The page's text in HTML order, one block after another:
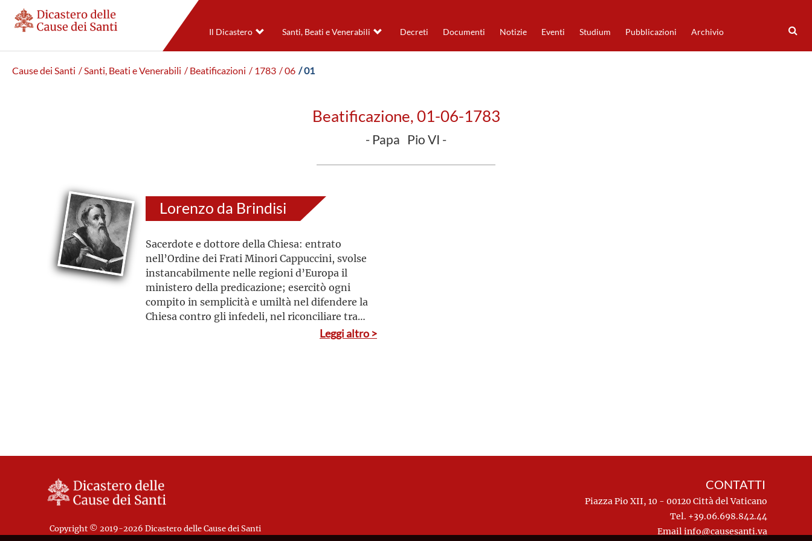
Il Dicastero Santi, Beati e Venerabili Decreti Documenti Notizie Eventi Studium Pubblicazioni Archivio
Cause dei Santi / Santi, Beati e Venerabili / Beatificazioni / 1783 / 06 / 01
Beatificazione, 01-06-1783
- Papa Pio VI -
Lorenzo da Brindisi
Sacerdote e dottore della Chiesa: entrato
nell’Ordine dei Frati Minori Cappuccini, svolse
instancabilmente nelle regioni d’Europa il
ministero della predicazione; esercitò ogni
compito in semplicità e umiltà nel difendere la
Chiesa contro gli infedeli, nel riconciliare tra
loro i potenti in guerra, nel curare il governo del
Leggi altro >
Copyright © 2019-2026 Dicastero delle Cause dei Santi
CONTATTI
Piazza Pio XII, 10 - 00120 Città del Vaticano
Tel. +39.06.698.842.44
Emailinfo@causesanti.va